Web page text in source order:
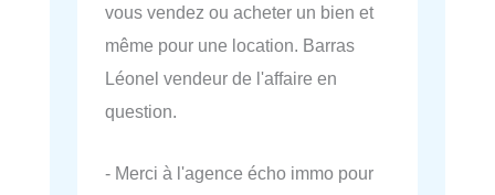
vous vendez ou acheter un bien et
même pour une location. Barras
Léonel vendeur de l'affaire en
question.
- Merci à l'agence écho immo pour